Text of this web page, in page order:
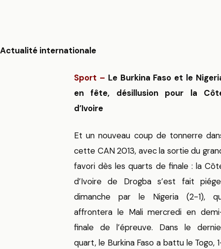
Actualité internationale
Sport – Le Burkina Faso et le
en fête, désillusion pour la
d’Ivoire
Et un nouveau coup de tonnerre
cette CAN 2013, avec la sortie du
favori dès les quarts de finale : la
d’Ivoire de Drogba s’est fait
dimanche par le Nigeria (2-1),
affrontera le Mali mercredi en
finale de l’épreuve. Dans le
quart, le Burkina Faso a battu le Togo,